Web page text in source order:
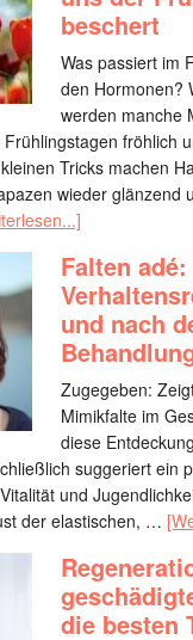
beschert
Was passiert im
den Hormonen?
werden manche
fröhlich
Tricks machen
wieder glänzend
Falten adé:
und nach
Zugegeben:
Mimikfalte im
diese
suggeriert ein
und
der elastischen, …
die besten